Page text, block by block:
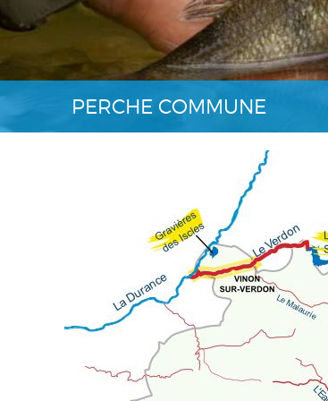
PERCHE COMMUNE